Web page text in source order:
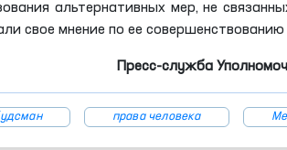
альтернативных мер, не
свое мнение по ее совершенствованию
Пресс-служба
права человека